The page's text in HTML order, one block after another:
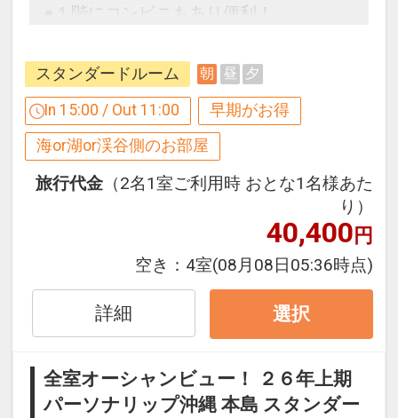
～天然白砂が広がるエメラルドグリーン
の美しい海。多彩なマリンスポーツをご
用意しております～
●１階にコンビニもあり便利！
早めのお申し込みがお得！【早３０】
早期予約限定！３０日前までのご予約が
お得です！
※本プランは３０日前までの予約受付で
す。２９日前以降の人数変更、おとな・
設定期間：2026年4月1日～2026年11月
インターネットコース番号：DP-1-
17314863
スタンダードルーム 朝 昼 夕
In 15:00 / Out 11:00
早期がお得
海or湖or渓谷側のお部屋
旅行代金 （2名1室ご利用時 おとな1名様あた
り）
40,400円
空き： 4室(08月08日05:36時点)
詳細 選択
全室オーシャンビュー！ ２６年上期
パーソナリップ沖縄 本島 スタンダー